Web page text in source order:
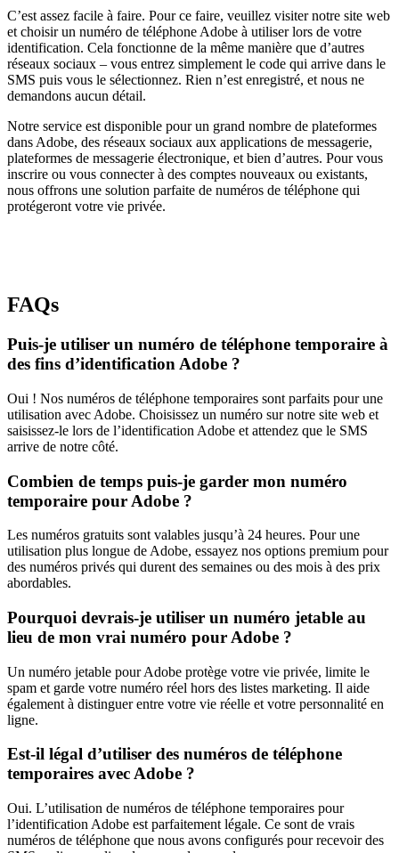
C’est assez facile à faire. Pour ce faire, veuillez visiter notre site web
et choisir un numéro de téléphone Adobe à utiliser lors de votre
identification. Cela fonctionne de la même manière que d’autres
réseaux sociaux – vous entrez simplement le code qui arrive dans le
SMS puis vous le sélectionnez. Rien n’est enregistré, et nous ne
demandons aucun détail.
Notre service est disponible pour un grand nombre de plateformes
dans Adobe, des réseaux sociaux aux applications de messagerie,
plateformes de messagerie électronique, et bien d’autres. Pour vous
inscrire ou vous connecter à des comptes nouveaux ou existants,
nous offrons une solution parfaite de numéros de téléphone qui
protégeront votre vie privée.
FAQs
Puis-je utiliser un numéro de téléphone temporaire à
des fins d’identification Adobe ?
Oui ! Nos numéros de téléphone temporaires sont parfaits pour une
utilisation avec Adobe. Choisissez un numéro sur notre site web et
saisissez-le lors de l’identification Adobe et attendez que le SMS
arrive de notre côté.
Combien de temps puis-je garder mon numéro
temporaire pour Adobe ?
Les numéros gratuits sont valables jusqu’à 24 heures. Pour une
utilisation plus longue de Adobe, essayez nos options premium pour
des numéros privés qui durent des semaines ou des mois à des prix
abordables.
Pourquoi devrais-je utiliser un numéro jetable au
lieu de mon vrai numéro pour Adobe ?
Un numéro jetable pour Adobe protège votre vie privée, limite le
spam et garde votre numéro réel hors des listes marketing. Il aide
également à distinguer entre votre vie réelle et votre personnalité en
ligne.
Est-il légal d’utiliser des numéros de téléphone
temporaires avec Adobe ?
Oui. L’utilisation de numéros de téléphone temporaires pour
l’identification Adobe est parfaitement légale. Ce sont de vrais
numéros de téléphone que nous avons configurés pour recevoir des